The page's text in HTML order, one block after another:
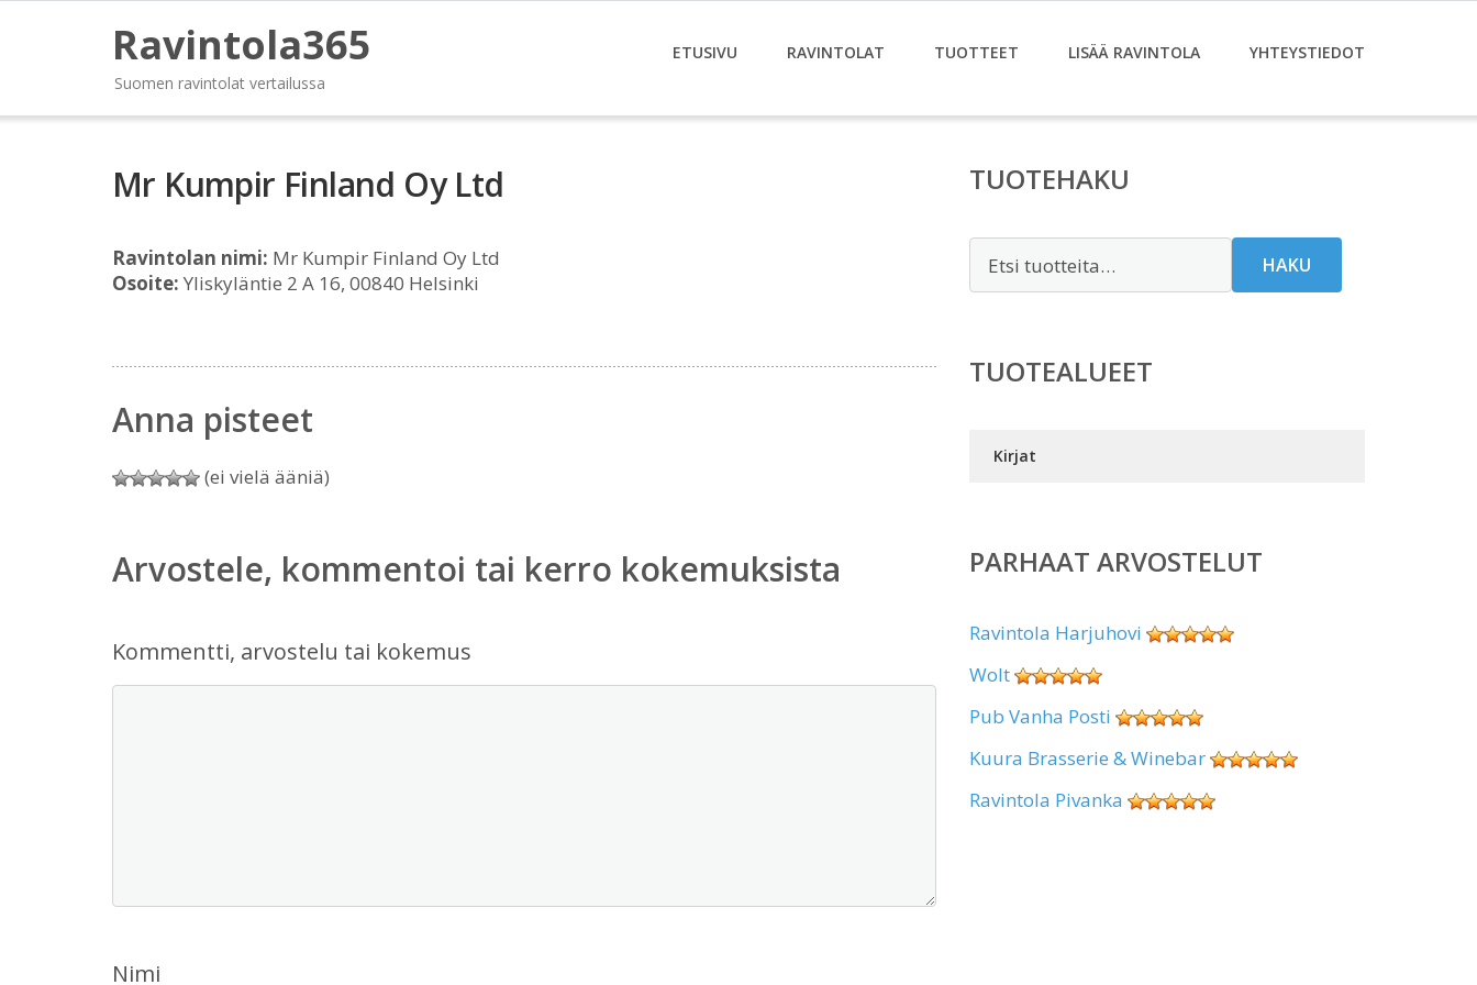
Ravintola365
Suomen ravintolat vertailussa
ETUSIVU RAVINTOLAT TUOTTEET LISÄÄ RAVINTOLA YHTEYSTIEDOT
Mr Kumpir Finland Oy Ltd
Ravintolan nimi: Mr Kumpir Finland Oy Ltd
Osoite: Yliskyläntie 2 A 16, 00840 Helsinki
Anna pisteet
(ei vielä ääniä)
Arvostele, kommentoi tai kerro kokemuksista
Kommentti, arvostelu tai kokemus
Nimi
TUOTEHAKU
HAKU
TUOTEALUEET
Kirjat
PARHAAT ARVOSTELUT
Ravintola Harjuhovi
Wolt
Pub Vanha Posti
Kuura Brasserie & Winebar
Ravintola Pivanka